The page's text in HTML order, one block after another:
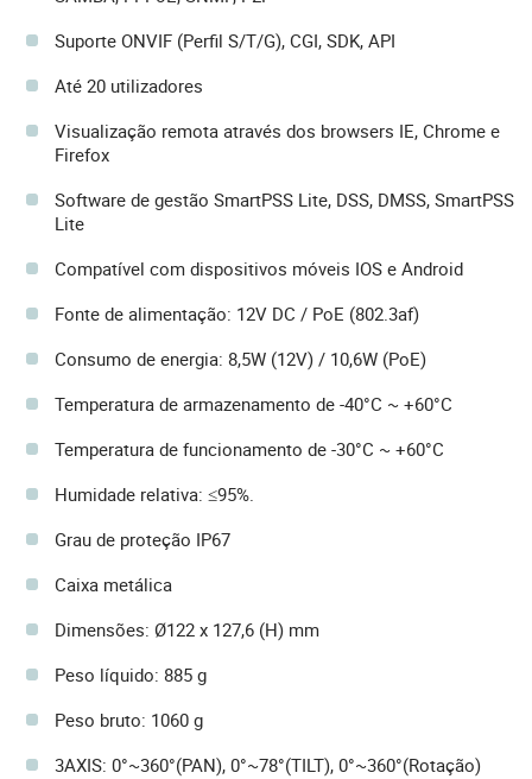
Suporte ONVIF (Perfil S/T/G), CGI, SDK, API
Até 20 utilizadores
Visualização remota através dos browsers IE, Chrome e
Firefox
Software de gestão SmartPSS Lite, DSS, DMSS, SmartPSS
Lite
Compatível com dispositivos móveis IOS e Android
Fonte de alimentação: 12V DC / PoE (802.3af)
Consumo de energia: 8,5W (12V) / 10,6W (PoE)
Temperatura de armazenamento de -40°C ~ +60°C
Temperatura de funcionamento de -30°C ~ +60°C
Humidade relativa: ≤95%.
Grau de proteção IP67
Caixa metálica
Dimensões: Ø122 x 127,6 (H) mm
Peso líquido: 885 g
Peso bruto: 1060 g
3AXIS: 0°~360°(PAN), 0°~78°(TILT), 0°~360°(Rotação)